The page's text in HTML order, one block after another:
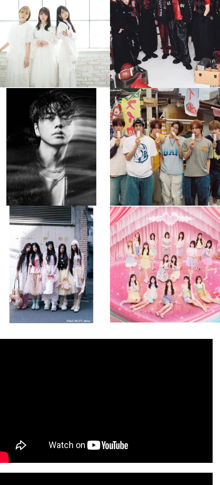
8月 4
4 0
8月 4
4 0
musicjapantv
💡8月特番放送決定！
...
8月 4
90 0
musicjapantv
💡8月特番放送決定！
...
8月 4
5 0
musicjapantv
💡8月特番放送決定！
8月 4
1 0
musicjapantv
💡8月特番放送決定！
...
8月 4
1 0